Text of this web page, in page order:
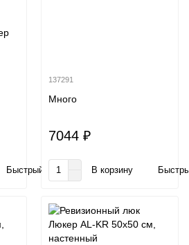
Быстрый заказ
137291
Много
7044 ₽
В корзину